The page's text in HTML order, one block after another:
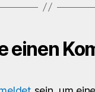
einen